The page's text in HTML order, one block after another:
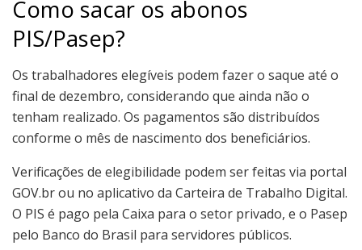
Como sacar os abonos
PIS/Pasep?
Os trabalhadores elegíveis podem fazer o saque até o
final de dezembro, considerando que ainda não o
tenham realizado. Os pagamentos são distribuídos
conforme o mês de nascimento dos beneficiários.
Verificações de elegibilidade podem ser feitas via portal
GOV.br ou no aplicativo da Carteira de Trabalho Digital.
O PIS é pago pela Caixa para o setor privado, e o Pasep
pelo Banco do Brasil para servidores públicos.